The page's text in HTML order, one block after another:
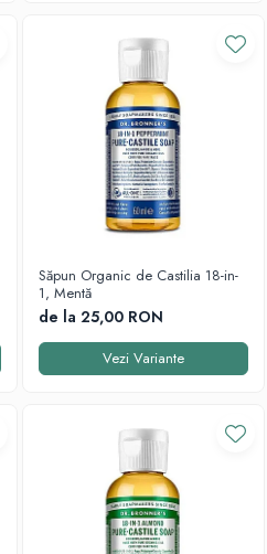
Săpun Organic de Castilia 18-in-
1, Mentă
de la 25,00 RON
Vezi Variante